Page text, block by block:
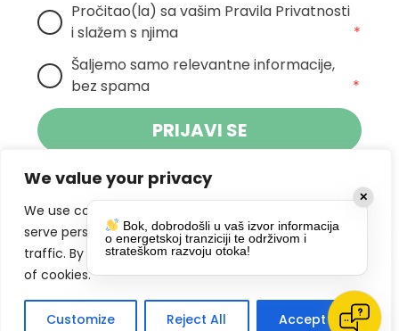
We value your privacy
We use cookies to enhance your browsing experience,
serve personalized ads or content, and analyze our
traffic. By clicking "Accept All", you consent to our use
of cookies.
Customize Reject All Accept All
Pročitao(la) sa vašim Pravila Privatnosti
i slažem s njima
*
Šaljemo samo relevantne informacije,
bez spama
*
PRIJAVI SE
Klikom na gumb dajete suglasnost za
primanje novosti Pokreta Otoka te se
slažete spolitikom privatnosti.
DRUŠTVENE MREŽE
✕
Bok, dobrodošli u vaš izvor informacija
o energetskoj tranziciji te održivom i
strateškom razvoju otoka!